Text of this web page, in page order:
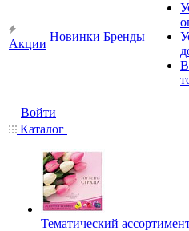
Акции
Новинки Бренды
Войти
Каталог
Тематический